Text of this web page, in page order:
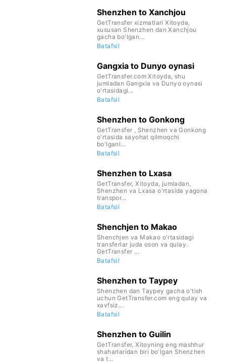
Shenzhen to Xanchjou
GetTransfer xizmatlari Xitoyda,
xususan Shenzhen dan Xanchjou
gacha bo'lgan...
Batafsil
Gangxia to Dunyo oynasi
GetTransfer.com Xitoyda, shu
jumladan Gangxia va Dunyo oynasi
o'rtasidagi...
Batafsil
Shenzhen to Gonkong
GetTransfer , Shenzhen va Gonkong
o'rtasida sayohat qilmoqchi
bo'lganl...
Batafsil
Shenzhen to Lxasa
GetTransfer, Xitoyda, jumladan,
Shenzhen va Lxasa o'rtasida yagona
transpor...
Batafsil
Shenchjen to Makao
Shenchjen va Makao o'rtasidagi
transferlar juda oson va qulay.
GetTransfer ...
Batafsil
Shenzhen to Taypey
Shenzhen dan Taypey gacha o'tish
uchun GetTransfer.com eng qulay va
xavfsiz...
Batafsil
Shenzhen to Guilin
GetTransfer, Xitoyning eng mashhur
shaharlaridan biri bo'lgan Shenzhen
va t...